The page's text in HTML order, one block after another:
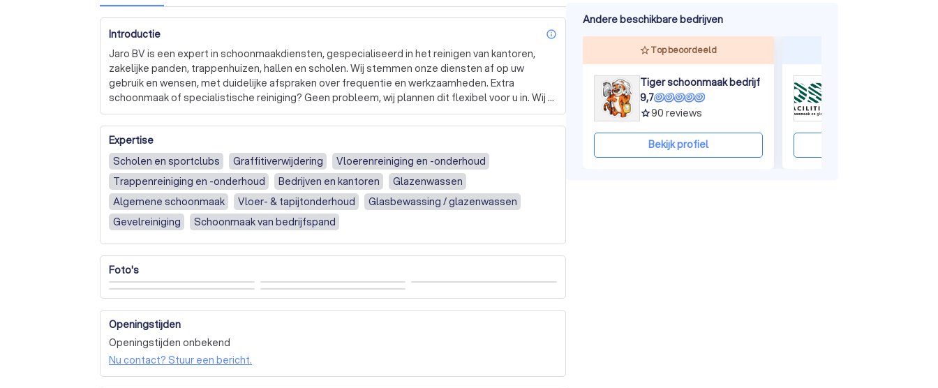
Introductie info_outline
Jaro BV is een expert in schoonmaakdiensten, gespecialiseerd in het reinigen van kantoren,
zakelijke panden, trappenhuizen, hallen en scholen. Wij stemmen onze diensten af op uw
gebruik en wensen, met duidelijke afspraken over frequentie en werkzaamheden. Extra
schoonmaak of specialistische reiniging? Geen probleem, wij plannen dit flexibel voor u in. Wij
werken volgens de Arbo-regels en zijn trots op ons OSB-keurmerk, een garantie voor kwaliteit
en continuïteit. Bent u benieuwd naar onze diensten? Vraag een vrijblijvende offerte aan.
Expertise
Scholen en sportclubs
Graffitiverwijdering
Vloerenreiniging en -onderhoud
Trappenreiniging en -onderhoud
Bedrijven en kantoren
Glazenwassen
Algemene schoonmaak
Vloer- & tapijtonderhoud
Glasbewassing / glazenwassen
Gevelreiniging
Schoonmaak van bedrijfspand
Foto's
Openingstijden
Openingstijden onbekend
Nu contact? Stuur een bericht.
Andere beschikbare bedrijven
Top beoordeeld
Tiger schoonmaak bedrijf
9,7
grade90 reviews
Bekijk profiel